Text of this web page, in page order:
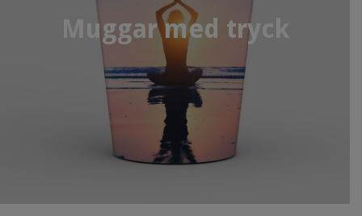
Muggar med tryck